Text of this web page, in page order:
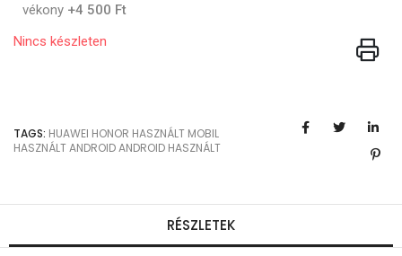
vékony +4 500 Ft
Nincs készleten
TAGS: HUAWEI HONOR HASZNÁLT MOBIL
HASZNÁLT ANDROIDANDROID HASZNÁLT
RÉSZLETEK